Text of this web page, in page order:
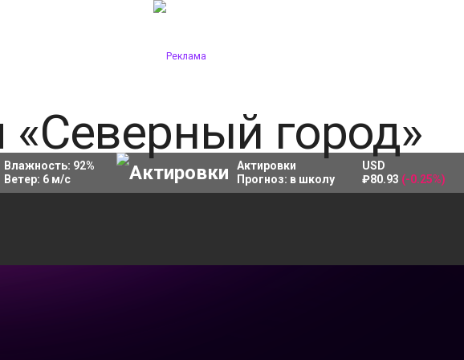
Влажность: 92%
Ветер: 6м/с
Актировки
Прогноз: в школу
USD
₽80.93 (-0.25%)